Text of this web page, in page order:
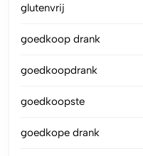
glutenvrij
goedkoop drank
goedkoopdrank
goedkoopste
goedkope drank